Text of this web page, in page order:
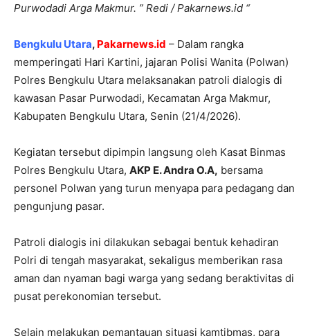
Purwodadi Arga Makmur. ” Redi / Pakarnews.id “
Bengkulu Utara, Pakarnews.id – Dalam rangka
memperingati Hari Kartini, jajaran Polisi Wanita (Polwan)
Polres Bengkulu Utara melaksanakan patroli dialogis di
kawasan Pasar Purwodadi, Kecamatan Arga Makmur,
Kabupaten Bengkulu Utara, Senin (21/4/2026).
Kegiatan tersebut dipimpin langsung oleh Kasat Binmas
Polres Bengkulu Utara, AKP E. Andra O.A, bersama
personel Polwan yang turun menyapa para pedagang dan
pengunjung pasar.
Patroli dialogis ini dilakukan sebagai bentuk kehadiran
Polri di tengah masyarakat, sekaligus memberikan rasa
aman dan nyaman bagi warga yang sedang beraktivitas di
pusat perekonomian tersebut.
Selain melakukan pemantauan situasi kamtibmas, para